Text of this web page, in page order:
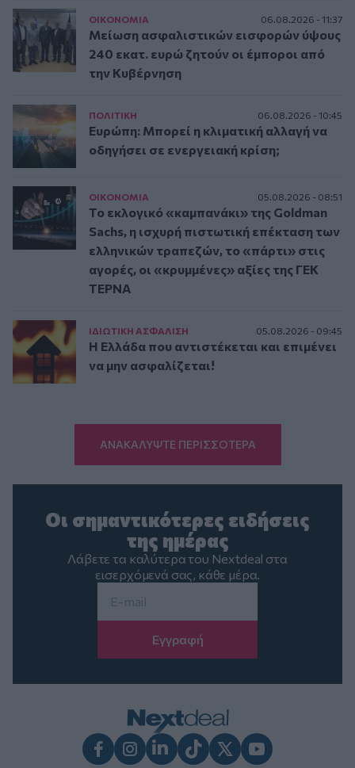
ΟΙΚΟΝΟΜΙΑ 06.08.2026 - 11:37
Μείωση ασφαλιστικών εισφορών ύψους
240 εκατ. ευρώ ζητούν οι έμποροι από
την Κυβέρνηση
ΠΟΛΙΤΙΚΗ 06.08.2026 - 10:45
Ευρώπη: Μπορεί η κλιματική αλλαγή να
οδηγήσει σε ενεργειακή κρίση;
ΟΙΚΟΝΟΜΙΑ 05.08.2026 - 08:51
Το εκλογικό «καμπανάκι» της Goldman
Sachs, η ισχυρή πιστωτική επέκταση των
ελληνικών τραπεζών, το «πάρτι» στις
αγορές, οι «κρυμμένες» αξίες της ΓΕΚ
ΤΕΡΝΑ
ΙΔΙΩΤΙΚΗ ΑΣΦAΛΙΣΗ 05.08.2026 - 09:45
Η Ελλάδα που αντιστέκεται και επιμένει
να μην ασφαλίζεται!
ΑΝΑΚΑΛΥΨΤΕ ΠΕΡΙΣΣΟΤΕΡΑ
Οι σημαντικότερες ειδήσεις
της ημέρας
Λάβετε τα καλύτερα του Nextdeal στα
εισερχόμενά σας, κάθε μέρα.